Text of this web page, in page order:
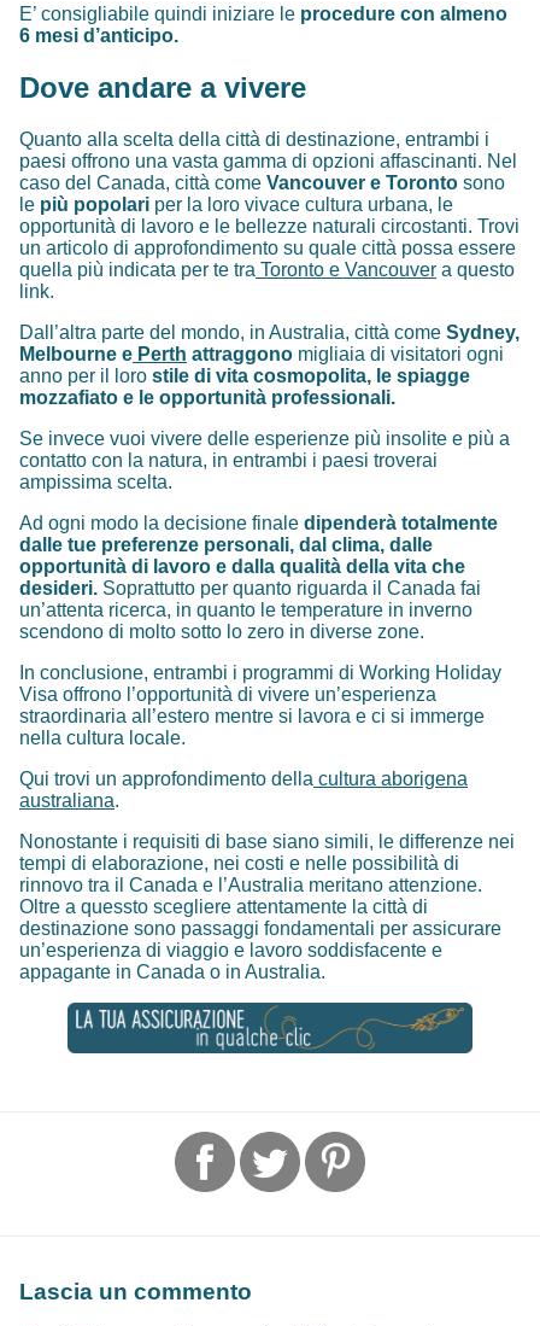
E’ consigliabile quindi iniziare le procedure con almeno
6 mesi d’anticipo.
Dove andare a vivere
Quanto alla scelta della città di destinazione, entrambi i
paesi offrono una vasta gamma di opzioni affascinanti. Nel
caso del Canada, città come Vancouver e Toronto sono
le più popolari per la loro vivace cultura urbana, le
opportunità di lavoro e le bellezze naturali circostanti. Trovi
un articolo di approfondimento su quale città possa essere
quella più indicata per te tra Toronto e Vancouver a questo
link.
Dall’altra parte del mondo, in Australia, città come Sydney,
Melbourne e Perth attraggono migliaia di visitatori ogni
anno per il loro stile di vita cosmopolita, le spiagge
mozzafiato e le opportunità professionali.
Se invece vuoi vivere delle esperienze più insolite e più a
contatto con la natura, in entrambi i paesi troverai
ampissima scelta.
Ad ogni modo la decisione finale dipenderà totalmente
dalle tue preferenze personali, dal clima, dalle
opportunità di lavoro e dalla qualità della vita che
desideri. Soprattutto per quanto riguarda il Canada fai
un’attenta ricerca, in quanto le temperature in inverno
scendono di molto sotto lo zero in diverse zone.
In conclusione, entrambi i programmi di Working Holiday
Visa offrono l’opportunità di vivere un’esperienza
straordinaria all’estero mentre si lavora e ci si immerge
nella cultura locale.
Qui trovi un approfondimento della cultura aborigena
australiana.
Nonostante i requisiti di base siano simili, le differenze nei
tempi di elaborazione, nei costi e nelle possibilità di
rinnovo tra il Canada e l’Australia meritano attenzione.
Oltre a quessto scegliere attentamente la città di
destinazione sono passaggi fondamentali per assicurare
un’esperienza di viaggio e lavoro soddisfacente e
appagante in Canada o in Australia.
Lascia un commento